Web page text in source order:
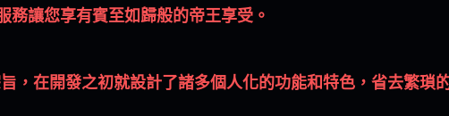
讓您享有賓至如歸般的帝王享受。
，在開發之初就設計了諸多個人化的功能和特色，省去繁瑣